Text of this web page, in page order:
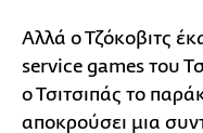
Αλλά ο Τζόκοβιτς
service games του
ο Τσιτσιπάς το
αποκρούσει μια